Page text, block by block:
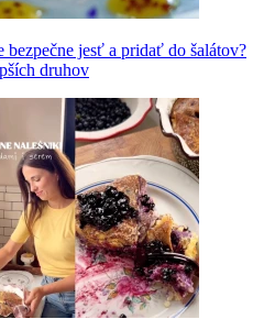
bezpečne jesť a pridať do šalátov?
druhov